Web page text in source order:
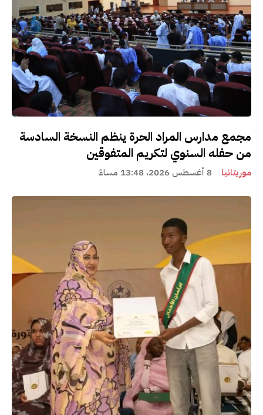
مجمع مدارس المراد الحرة ينظم النسخة السادسة
من حفله السنوي لتكريم المتفوقين
موريتانيا 8 أغسطس 2026، 13:48 مساءً